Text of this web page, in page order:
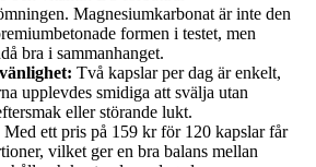
Magnesiumkarbonat är inte den
formen i testet, men
bra i sammanhanget.
Två kapslar per dag är enkelt,
upplevdes smidiga att svälja utan
eller störande lukt.
Med ett pris på 159 kr för 120 kapslar får
vilket ger en bra balans mellan